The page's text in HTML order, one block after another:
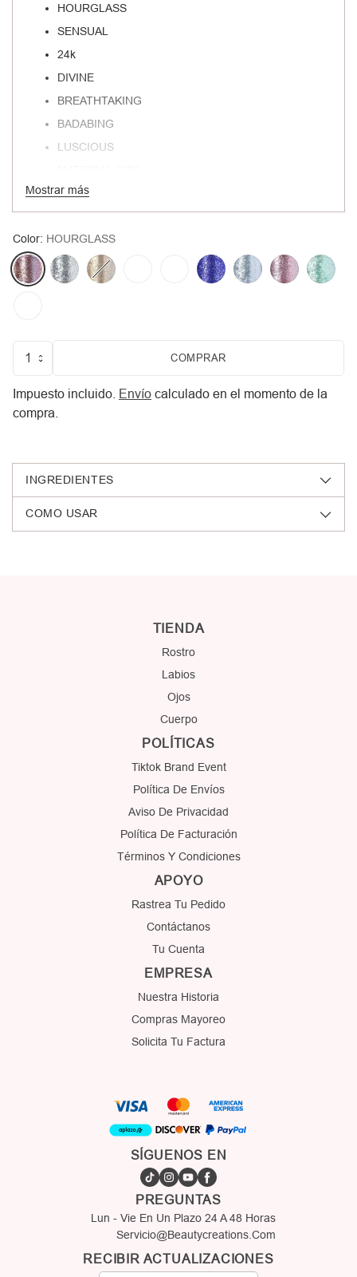
HOURGLASS
SENSUAL
24k
DIVINE
BREATHTAKING
BADABING
LUSCIOUS
MIND BLOWING
5 STAR
Mostrar más
Color: HOURGLASS
COMPRAR
Impuesto incluido. Envío calculado en el momento de la
compra.
INGREDIENTES
COMO USAR
TIENDA
Rostro
Labios
Ojos
Cuerpo
POLÍTICAS
Tiktok Brand Event
Política De Envíos
Aviso De Privacidad
Política De Facturación
Términos Y Condiciones
APOYO
Rastrea Tu Pedido
Contáctanos
Tu Cuenta
EMPRESA
Nuestra Historia
Compras Mayoreo
Solicita Tu Factura
SÍGUENOS EN
PREGUNTAS
Lun - Vie En Un Plazo 24 A 48 Horas
Servicio@beautycreations.com
RECIBIR ACTUALIZACIONES